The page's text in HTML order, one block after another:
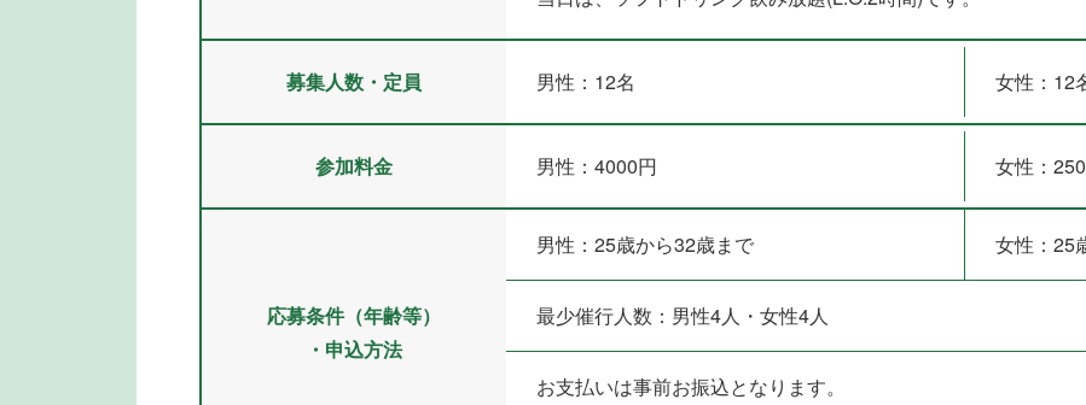
募集人数・定員 男性：12名 女性：12
参加料金 男性：4000円 女性：
応募条件（年齢等）
・申込方法
男性：25歳から32歳まで 女性：25
最少催行人数：男性4人・女性4人
お支払いは事前お振込となります。